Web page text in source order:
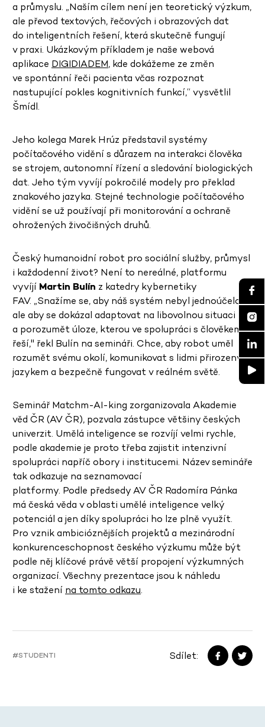
a průmyslu. „Naším cílem není jen teoretický výzkum,
ale převod textových, řečových i obrazových dat
do inteligentních řešení, která skutečně fungují
v praxi. Ukázkovým příkladem je naše webová
aplikace DIGIDIADEM, kde dokážeme ze změn
ve spontánní řeči pacienta včas rozpoznat
nastupující pokles kognitivních funkcí,“ vysvětlil
Šmídl.
Jeho kolega Marek Hrúz představil systémy
počítačového vidění s důrazem na interakci člověka
se strojem, autonomní řízení a sledování biologických
dat. Jeho tým vyvíjí pokročilé modely pro překlad
znakového jazyka. Stejné technologie počítačového
vidění se už používají při monitorování a ochraně
ohrožených živočišných druhů.
Český humanoidní robot pro sociální služby, průmysl
i každodenní život? Není to nereálné, platformu
vyvíjí Martin Bulín z katedry kybernetiky
FAV. „Snažíme se, aby náš systém nebyl jednoúčelový,
ale aby se dokázal adaptovat na libovolnou situaci
a porozumět úloze, kterou ve spolupráci s člověkem
řeší," řekl Bulín na semináři. Chce, aby robot uměl
rozumět svému okolí, komunikovat s lidmi přirozeným
jazykem a bezpečně fungovat v reálném světě.
Seminář Matchm-AI-king zorganizovala Akademie
věd ČR (AV ČR), pozvala zástupce většiny českých
univerzit. Umělá inteligence se rozvíjí velmi rychle,
podle akademie je proto třeba zajistit intenzivní
spolupráci napříč obory i institucemi. Název semináře
tak odkazuje na seznamovací
platformy. Podle předsedy AV ČR Radomíra Pánka
má česká věda v oblasti umělé inteligence velký
potenciál a jen díky spolupráci ho lze plně využít.
Pro vznik ambicióznějších projektů a mezinárodní
konkurenceschopnost českého výzkumu může být
podle něj klíčové právě větší propojení výzkumných
organizací. Všechny prezentace jsou k náhledu
i ke stažení na tomto odkazu.
#STUDENTI Sdílet: